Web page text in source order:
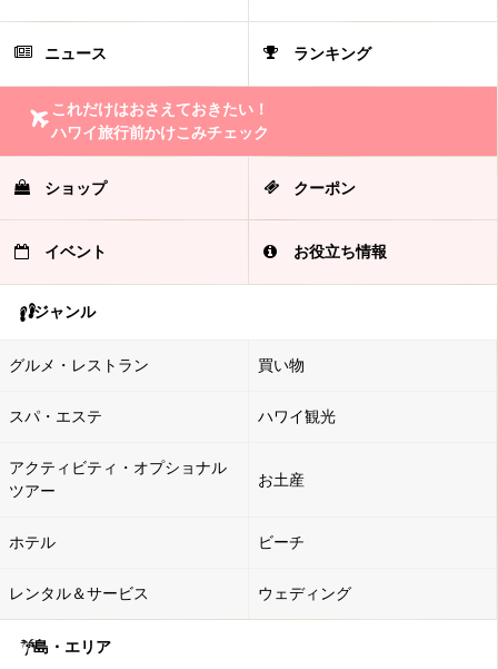
ニュース ランキング
これだけはおさえておきたい！
ハワイ旅行前かけこみチェック
ショップ クーポン
イベント お役立ち情報
ジャンル
グルメ・レストラン 買い物
スパ・エステ ハワイ観光
アクティビティ・オプショナル
ツアー
お土産
ホテル ビーチ
レンタル＆サービス ウェディング
島・エリア